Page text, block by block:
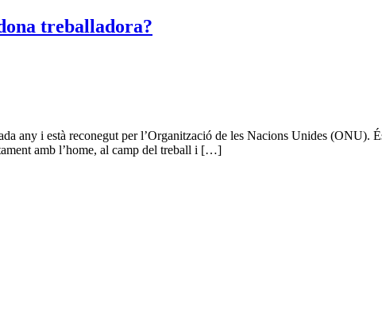
treballadora?
any i està reconegut per l’Organització de les Nacions Unides
amb l’home, al camp del treball i […]